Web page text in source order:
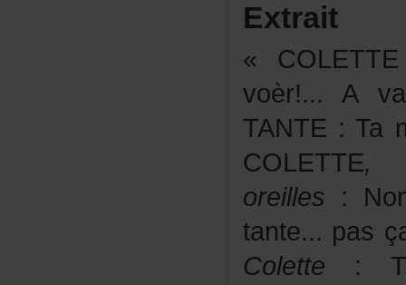
Extrait
COLETTE
oreilles
Colette